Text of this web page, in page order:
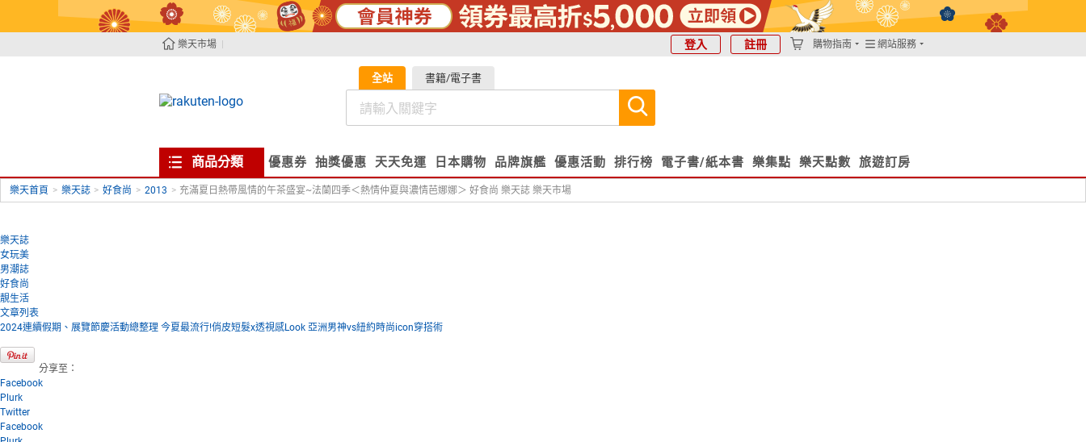
樂天市場 登入 註冊 購物指南 網站服務
全站 書籍/電子書
商品分類 優惠券 抽獎優惠 天天免運 日本購物 品牌旗艦 優惠活動 排行榜 電子書/紙本書 樂集點 樂天點數 旅遊訂房
樂天首頁 > 樂天誌 > 好食尚 > 2013 > 充滿夏日熱帶風情的午茶盛宴~法蘭四季＜熱情仲夏與濃情芭娜娜＞ 好食尚 樂天誌 樂天市場
樂天誌
女玩美
男潮誌
好食尚
靚生活
文章列表
2024連續假期、展覽節慶活動總整理 今夏最流行!俏皮短髮x透視感Look 亞洲男神vs紐約時尚icon穿搭術
分享至：
Facebook
Plurk
Twitter
Facebook